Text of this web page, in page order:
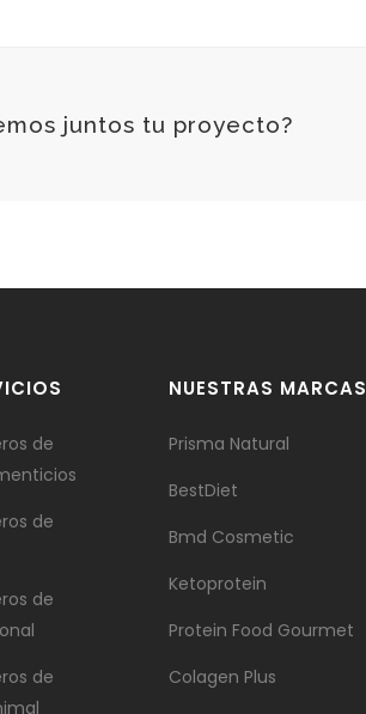
juntos tu proyecto?
de
de
de
de
NUESTRAS MARCAS
Prisma Natural
BestDiet
Bmd Cosmetic
Ketoprotein
Protein Food Gourmet
Colagen Plus